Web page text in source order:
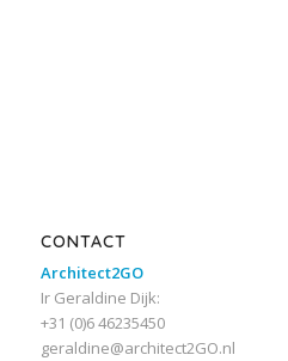
CONTACT
Architect2GO
Ir Geraldine Dijk:
+31 (0)6 46235450
geraldine@architect2GO.nl